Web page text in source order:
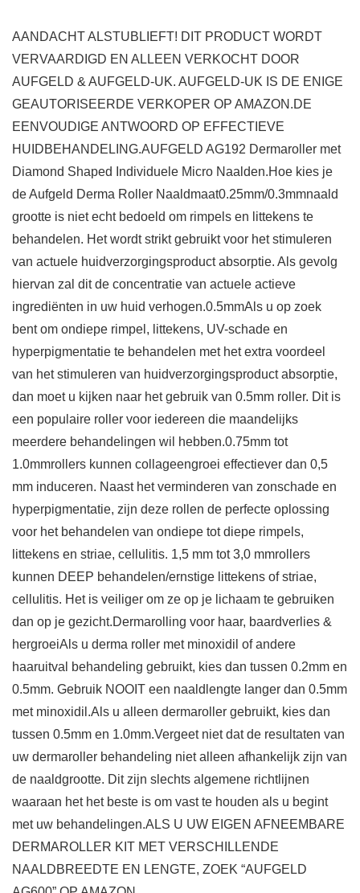
AANDACHT ALSTUBLIEFT! DIT PRODUCT WORDT
VERVAARDIGD EN ALLEEN VERKOCHT DOOR
AUFGELD & AUFGELD-UK. AUFGELD-UK IS DE ENIGE
GEAUTORISEERDE VERKOPER OP AMAZON.DE
EENVOUDIGE ANTWOORD OP EFFECTIEVE
HUIDBEHANDELING.AUFGELD AG192 Dermaroller met
Diamond Shaped Individuele Micro Naalden.Hoe kies je
de Aufgeld Derma Roller Naaldmaat0.25mm/0.3mmnaald
grootte is niet echt bedoeld om rimpels en littekens te
behandelen. Het wordt strikt gebruikt voor het stimuleren
van actuele huidverzorgingsproduct absorptie. Als gevolg
hiervan zal dit de concentratie van actuele actieve
ingrediënten in uw huid verhogen.0.5mmAls u op zoek
bent om ondiepe rimpel, littekens, UV-schade en
hyperpigmentatie te behandelen met het extra voordeel
van het stimuleren van huidverzorgingsproduct absorptie,
dan moet u kijken naar het gebruik van 0.5mm roller. Dit is
een populaire roller voor iedereen die maandelijks
meerdere behandelingen wil hebben.0.75mm tot
1.0mmrollers kunnen collageengroei effectiever dan 0,5
mm induceren. Naast het verminderen van zonschade en
hyperpigmentatie, zijn deze rollen de perfecte oplossing
voor het behandelen van ondiepe tot diepe rimpels,
littekens en striae, cellulitis. 1,5 mm tot 3,0 mmrollers
kunnen DEEP behandelen/ernstige littekens of striae,
cellulitis. Het is veiliger om ze op je lichaam te gebruiken
dan op je gezicht.Dermarolling voor haar, baardverlies &
hergroeiAls u derma roller met minoxidil of andere
haaruitval behandeling gebruikt, kies dan tussen 0.2mm en
0.5mm. Gebruik NOOIT een naaldlengte langer dan 0.5mm
met minoxidil.Als u alleen dermaroller gebruikt, kies dan
tussen 0.5mm en 1.0mm.Vergeet niet dat de resultaten van
uw dermaroller behandeling niet alleen afhankelijk zijn van
de naaldgrootte. Dit zijn slechts algemene richtlijnen
waaraan het het beste is om vast te houden als u begint
met uw behandelingen.ALS U UW EIGEN AFNEEMBARE
DERMAROLLER KIT MET VERSCHILLENDE
NAALDBREEDTE EN LENGTE, ZOEK “AUFGELD